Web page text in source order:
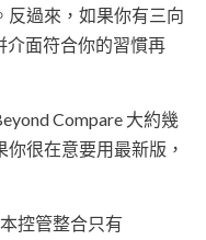
反過來，如果你有三向
介面符合你的習慣再
Compare 大約幾
很在意要用最新版，
控管整合只有